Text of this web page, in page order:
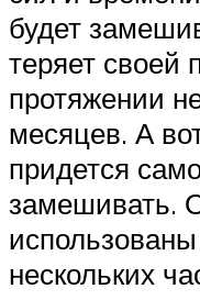
будет
теряет своей
протяжении
месяцев. А
придется
замешивать.
нескольких